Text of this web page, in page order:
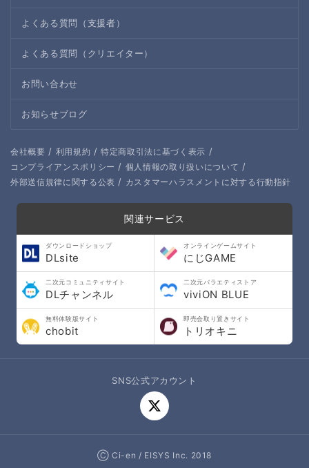
よくある質問（支援者）
よくある質問（クリエイター）
お問い合わせ
お知らせブログ
会社概要 / 利用規約 / 特定商取引法に基づく表示 /
コンプライアンスポリシー / 個人情報の取り扱いについて /
外部送信規律に関する公表 / カスタマーハラスメントに対する行動指針
関連サービス
ダウンロードショップ
DLsite
オンラインゲームサイト
にじGAME
二次元コミュニティサイト
DLチャンネル
二次元バラエティストア
viviON BLUE
無料体験版サイト
chobit
即売会取り置きサイト
トリオキニ
SNS公式アカウント
Ⓒ Ci-en / EISYS Inc. 2018